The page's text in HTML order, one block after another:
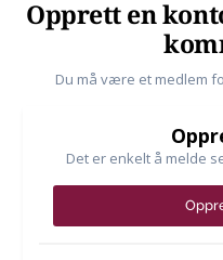
Opprett en
Du må være et medlem
Det er enkelt å melde